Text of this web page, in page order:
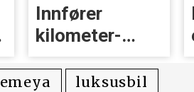
Kjørte med
eksosanlegget
på taket (!)
emeya
luksusbil